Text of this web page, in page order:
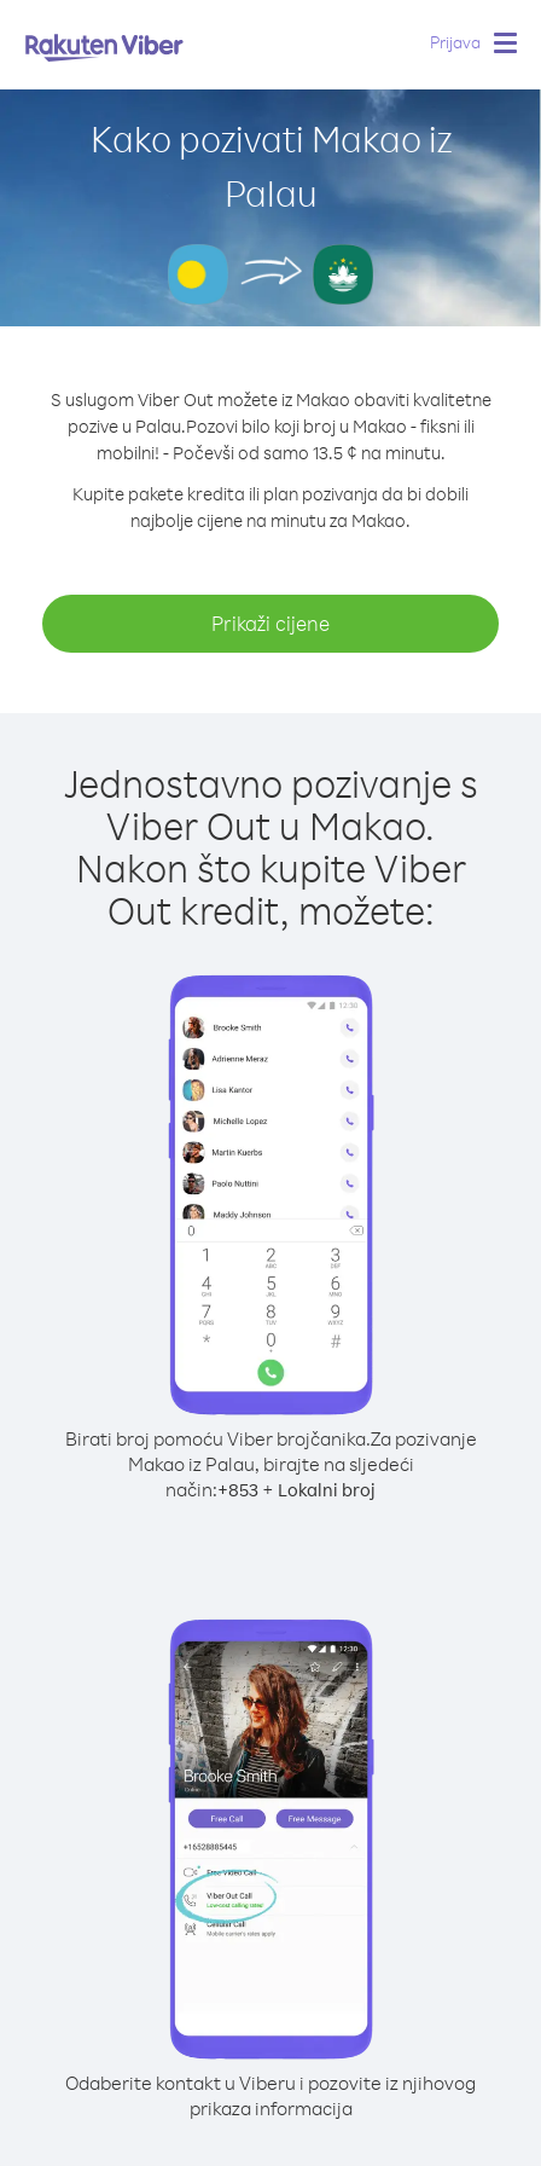
Prijava
Kako pozivati Makao iz
Palau
S uslugom Viber Out možete iz Makao obaviti kvalitetne
pozive u Palau.Pozovi bilo koji broj u Makao - fiksni ili
mobilni! - Počevši od samo 13.5 ¢ na minutu.
Kupite pakete kredita ili plan pozivanja da bi dobili
najbolje cijene na minutu za Makao.
Prikaži cijene
Jednostavno pozivanje s
Viber Out u Makao.
Nakon što kupite Viber
Out kredit, možete:
Birati broj pomoću Viber brojčanika.Za pozivanje
Makao iz Palau, birajte na sljedeći
način:+853 + Lokalni broj
Odaberite kontakt u Viberu i pozovite iz njihovog
prikaza informacija